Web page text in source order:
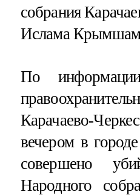
собрания
Ислама
По
Карачаево-
вечером в
совершено
Народного